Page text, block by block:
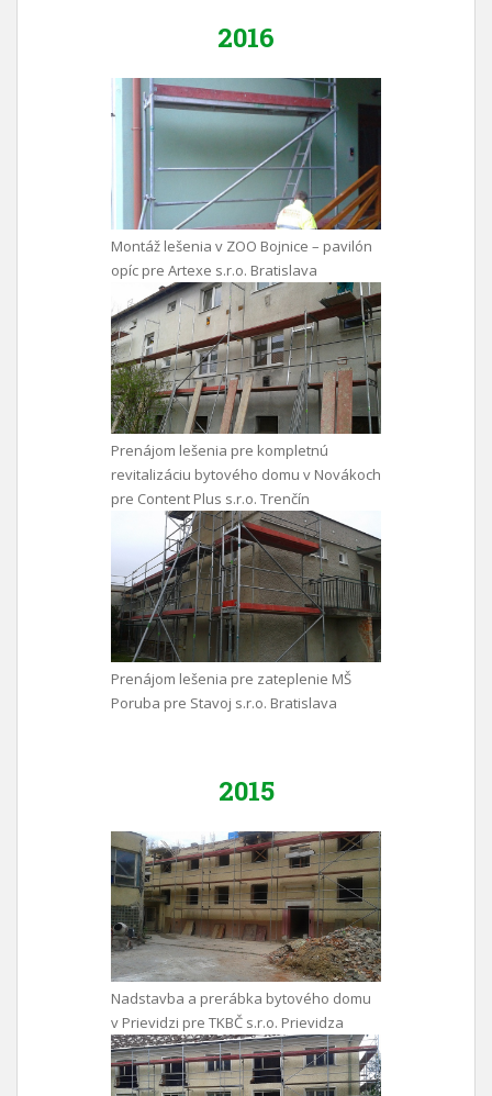
2016
Montáž lešenia v ZOO Bojnice – pavilón
opíc pre Artexe s.r.o. Bratislava
Prenájom lešenia pre kompletnú
revitalizáciu bytového domu v Novákoch
pre Content Plus s.r.o. Trenčín
Prenájom lešenia pre zateplenie MŠ
Poruba pre Stavoj s.r.o. Bratislava
2015
Nadstavba a prerábka bytového domu
v Prievidzi pre TKBČ s.r.o. Prievidza